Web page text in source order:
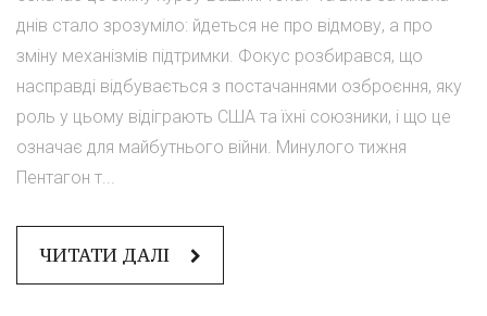
днів стало зрозуміло: йдеться не про відмову, а про
зміну механізмів підтримки. Фокус розбирався, що
насправді відбувається з постачаннями озброєння, яку
роль у цьому відіграють США та їхні союзники, і що це
означає для майбутнього війни. Минулого тижня
Пентагон т...
ЧИТАТИ ДАЛІ